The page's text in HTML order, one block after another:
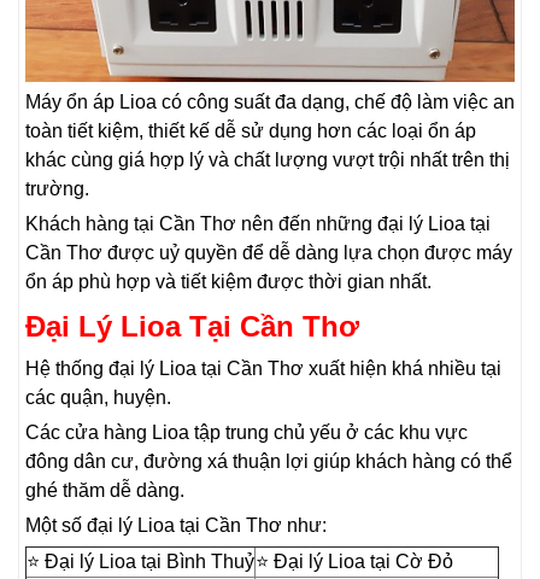
Máy ổn áp Lioa có công suất đa dạng, chế độ làm việc an
toàn tiết kiệm, thiết kế dễ sử dụng hơn các loại ổn áp
khác cùng giá hợp lý và chất lượng vượt trội nhất trên thị
trường.
Khách hàng tại Cần Thơ nên đến những đại lý Lioa tại
Cần Thơ được uỷ quyền để dễ dàng lựa chọn được máy
ổn áp phù hợp và tiết kiệm được thời gian nhất.
Đại Lý Lioa Tại Cần Thơ
Hệ thống đại lý Lioa tại Cần Thơ xuất hiện khá nhiều tại
các quận, huyện.
Các cửa hàng Lioa tập trung chủ yếu ở các khu vực
đông dân cư, đường xá thuận lợi giúp khách hàng có thể
ghé thăm dễ dàng.
Một số đại lý Lioa tại Cần Thơ như:
⭐ Đại lý Lioa tại Bình Thuỷ⭐ Đại lý Lioa tại Cờ Đỏ